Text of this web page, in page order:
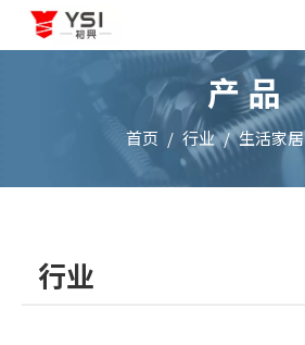
产 品
首页 / 行业 / 生活家居
行业